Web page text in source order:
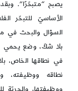
يصبح “متبحّرًا”.
الأساسيّ للتبحّر
السؤال والبحث في
بلا شكّ، وضع يحمي
في نطاقها الخاص،
نطاقه ووظيفته،
ووظيفتها، والحريّة